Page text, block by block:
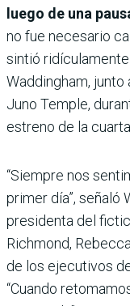
luego de una
no fue necesario
sintió ridículamente
Waddingham,
Juno Temple,
estreno de la
“Siempre nos
primer día”, señaló
presidenta del
Richmond,
de los ejecutivos
“Cuando